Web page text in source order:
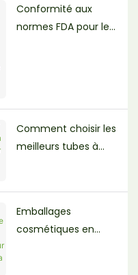
revêtement
graissé ?
Conformité aux
normes FDA pour le
savoir
Comment choisir les
meilleurs tubes à
Emballages
cosmétiques en